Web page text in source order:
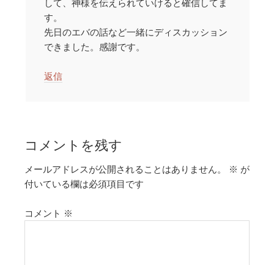
して、神様を伝えられていけると確信してま
す。
先日のエバの話など一緒にディスカッション
できました。感謝です。
返信
コメントを残す
メールアドレスが公開されることはありません。 ※ が
付いている欄は必須項目です
コメント ※